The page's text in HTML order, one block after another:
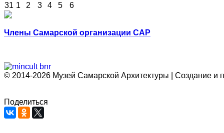
31 1 2 3 4 5 6
Члены Самарской организации САР
© 2014-2026 Музей Самарской Архитектуры | Создание и
Поделиться